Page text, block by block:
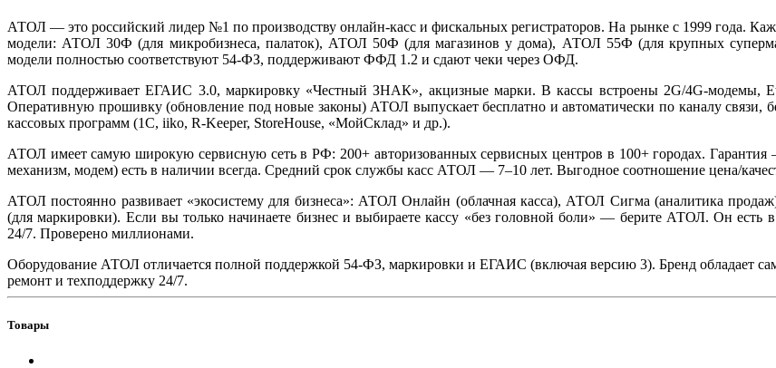
АТОЛ — это российский лидер №1 по производству онлайн-касс и фискальных регистраторов. На рынке с 1999 года.
модели: АТОЛ 30Ф (для микробизнеса, палаток), АТОЛ 50Ф (для магазинов у дома), АТОЛ 55Ф (для крупных
модели полностью соответствуют 54-ФЗ, поддерживают ФФД 1.2 и сдают чеки через ОФД.
АТОЛ поддерживает ЕГАИС 3.0, маркировку «Честный ЗНАК», акцизные марки. В кассы встроены 2G/4G-модемы,
Оперативную прошивку (обновление под новые законы) АТОЛ выпускает бесплатно и автоматически по каналу связи,
кассовых программ (1С, iiko, R-Keeper, StoreHouse, «МойСклад» и др.).
АТОЛ имеет самую широкую сервисную сеть в РФ: 200+ авторизованных сервисных центров в 100+ городах. Гарантия
механизм, модем) есть в наличии всегда. Средний срок службы касс АТОЛ — 7–10 лет. Выгодное соотношение цена/
АТОЛ постоянно развивает «экосистему для бизнеса»: АТОЛ Онлайн (облачная касса), АТОЛ Сигма (аналитика
(для маркировки). Если вы только начинаете бизнес и выбираете кассу «без головной боли» — берите АТОЛ. Он есть
24/7. Проверено миллионами.
Оборудование АТОЛ отличается полной поддержкой 54-ФЗ, маркировки и ЕГАИС (включая версию 3). Бренд обладает
ремонт и техподдержку 24/7.
Товары